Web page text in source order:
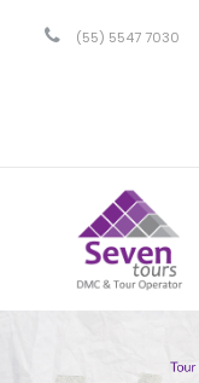
(55) 5547 7030